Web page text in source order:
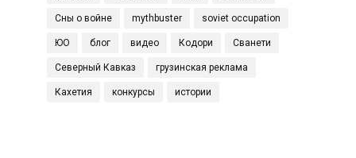
Сны о войне mythbuster soviet occupation
ЮО блог видео Кодори Сванети
Северный Кавказ грузинская реклама
Кахетия конкурсы истории